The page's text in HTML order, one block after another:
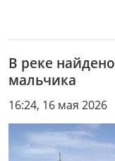
В реке
мальчика
16:24, 16 мая 2026